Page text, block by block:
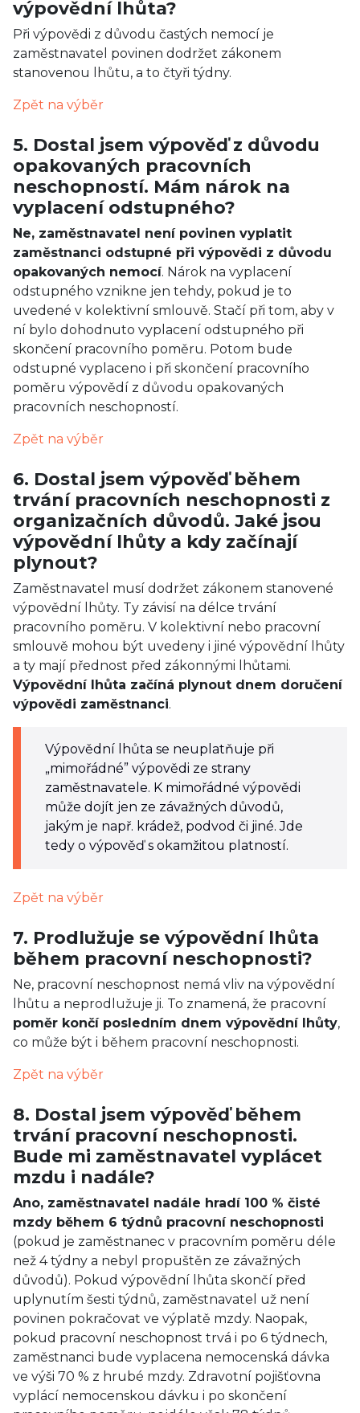
výpovědní lhůta?
Při výpovědi z důvodu častých nemocí je
zaměstnavatel povinen dodržet zákonem
stanovenou lhůtu, a to čtyři týdny.
Zpět na výběr
5. Dostal jsem výpověď z důvodu
opakovaných pracovních
neschopností. Mám nárok na
vyplacení odstupného?
Ne, zaměstnavatel není povinen vyplatit
zaměstnanci odstupné při výpovědi z důvodu
opakovaných nemocí. Nárok na vyplacení
odstupného vznikne jen tehdy, pokud je to
uvedené v kolektivní smlouvě. Stačí při tom, aby v
ní bylo dohodnuto vyplacení odstupného při
skončení pracovního poměru. Potom bude
odstupné vyplaceno i při skončení pracovního
poměru výpovědí z důvodu opakovaných
pracovních neschopností.
Zpět na výběr
6. Dostal jsem výpověď během
trvání pracovních neschopnosti z
organizačních důvodů. Jaké jsou
výpovědní lhůty a kdy začínají
plynout?
Zaměstnavatel musí dodržet zákonem stanovené
výpovědní lhůty. Ty závisí na délce trvání
pracovního poměru. V kolektivní nebo pracovní
smlouvě mohou být uvedeny i jiné výpovědní lhůty
a ty mají přednost před zákonnými lhůtami.
Výpovědní lhůta začíná plynout dnem doručení
výpovědi zaměstnanci.
Výpovědní lhůta se neuplatňuje při
„mimořádné” výpovědi ze strany
zaměstnavatele. K mimořádné výpovědi
může dojít jen ze závažných důvodů,
jakým je např. krádež, podvod či jiné. Jde
tedy o výpověď s okamžitou platností.
Zpět na výběr
7. Prodlužuje se výpovědní lhůta
během pracovní neschopnosti?
Ne, pracovní neschopnost nemá vliv na výpovědní
lhůtu a neprodlužuje ji. To znamená, že pracovní
poměr končí posledním dnem výpovědní lhůty,
co může být i během pracovní neschopnosti.
Zpět na výběr
8. Dostal jsem výpověď během
trvání pracovní neschopnosti.
Bude mi zaměstnavatel vyplácet
mzdu i nadále?
Ano, zaměstnavatel nadále hradí 100 % čisté
mzdy během 6 týdnů pracovní neschopnosti
(pokud je zaměstnanec v pracovním poměru déle
než 4 týdny a nebyl propuštěn ze závažných
důvodů). Pokud výpovědní lhůta skončí před
uplynutím šesti týdnů, zaměstnavatel už není
povinen pokračovat ve výplatě mzdy. Naopak,
pokud pracovní neschopnost trvá i po 6 týdnech,
zaměstnanci bude vyplacena nemocenská dávka
ve výši 70 % z hrubé mzdy. Zdravotní pojišťovna
vyplácí nemocenskou dávku i po skončení